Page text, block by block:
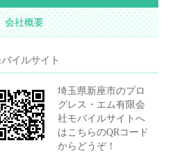
会社概要
バイルサイト
埼玉県新座市のプロ
グレス・エム有限会
社モバイルサイトへ
はこちらのQRコード
からどうぞ！